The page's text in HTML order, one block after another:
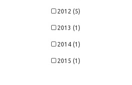
2012 (5)
2013 (1)
2014 (1)
2015 (1)